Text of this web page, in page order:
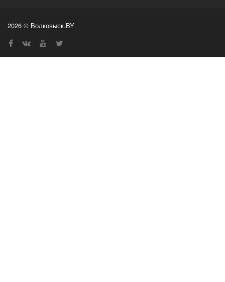
2026 © Волковыск.BY